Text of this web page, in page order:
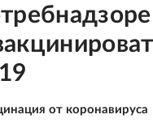
от коронавируса